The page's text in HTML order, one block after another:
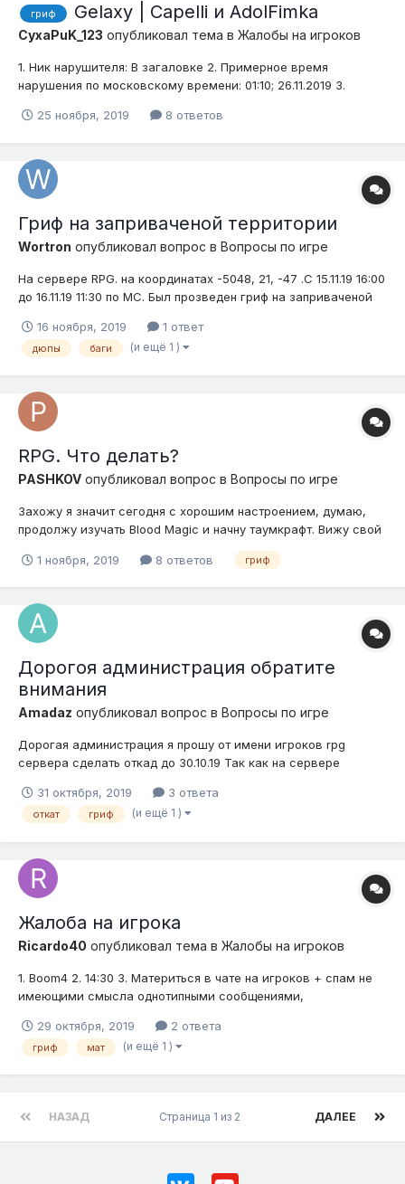
гриф Gelaxy | Capelli и AdolFimka
CyxaPuK_123 опубликовал тема в Жалобы на игроков
1. Ник нарушителя: В загаловке 2. Примерное время
нарушения по московскому времени: 01:10; 26.11.2019 3.
с другом в своё удовольствие, полетели к соседу, сосед
меня убил, я к нему телепортировался - он отдал вещи за
исключением ранца....
25 ноября, 2019 8 ответов
Гриф на заприваченой территории
Wortron опубликовал вопрос в Вопросы по игре
На сервере RPG. на координатах -5048, 21, -47 .С 15.11.19 16:00
до 16.11.19 11:30 по МС. Был прозведен гриф на заприваченой
Еребус, и половина привата.
16 ноября, 2019 1 ответ
дюпы баги (и ещё 1 )
RPG. Что делать?
PASHKOV опубликовал вопрос в Вопросы по игре
Захожу я значит сегодня с хорошим настроением, думаю,
продолжу изучать Blood Magic и начну таумкрафт. Вижу свой
поминаю, как сервер который в рейтинге проектов в топе на
думал эпоха грифе...
1 ноября, 2019 8 ответов гриф
Дорогоя администрация обратите
внимания
Amadaz опубликовал вопрос в Вопросы по игре
Дорогая администрация я прошу от имени игроков rpg
сервера сделать откад до 30.10.19 Так как на сервере
ломает сундуки не из wizardy скорее всего astral sorsery
либо иной мод и желательно после откада отключить сервер
31 октября, 2019 3 ответа
откат гриф (и ещё 1 )
Жалоба на игрока
Ricardo40 опубликовал тема в Жалобы на игроков
1. Boom4 2. 14:30 3. Материться в чате на игроков + спам не
имеющими смысла однотипными сообщениями,
Доказательства (скриншоты, видео)
29 октября, 2019 2 ответа
гриф мат (и ещё 1 )
НАЗАД ДАЛЕЕ
Страница 1 из 2